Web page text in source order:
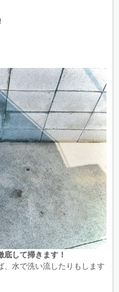
して掃きます！
、水で洗い流したりもします